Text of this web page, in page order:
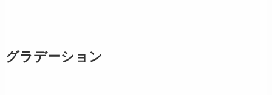
グラデーション